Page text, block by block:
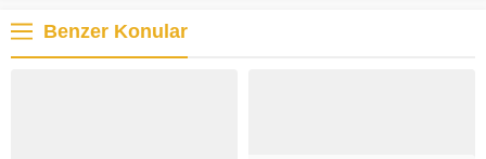
Benzer Konular